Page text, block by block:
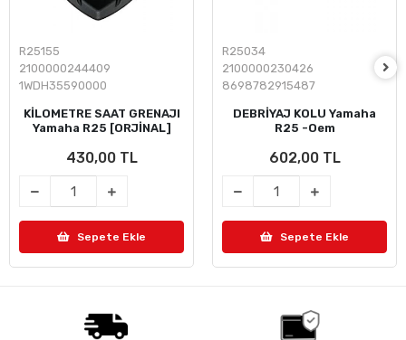
R25155
2100000244409
1WDH35590000
KİLOMETRE SAAT GRENAJI
Yamaha R25 [ORJİNAL]
430,00 TL
Sepete Ekle
R25034
2100000230426
8698782915487
DEBRİYAJ KOLU Yamaha
R25 -Oem
602,00 TL
Sepete Ekle